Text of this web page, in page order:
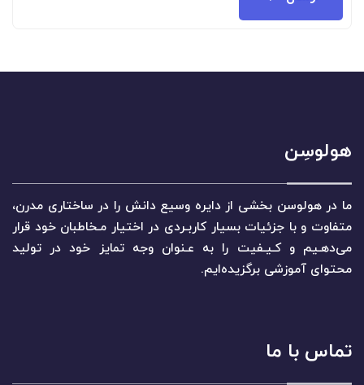
هولوسِن
ما در هولوسن بخشی از دایره وسیع دانش را در ساختاری مدرن،
متفاوت و با جزئیات بسیار کاربـردی در اختیار مـخاطبان خود قرار
می‌دهـیم و کـیـفیت را به عـنوان وجه تمایز خود در تولید
محتوای آموزشی برگزیده‌ایم.
تماس با ما